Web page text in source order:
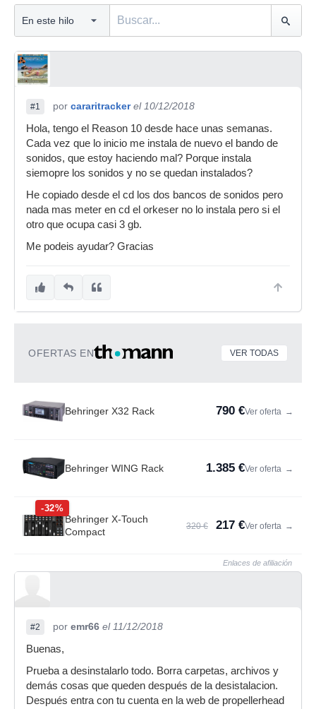
#1 por cararitracker el 10/12/2018
Hola, tengo el Reason 10 desde hace unas semanas.
Cada vez que lo inicio me instala de nuevo el bando de
sonidos, que estoy haciendo mal? Porque instala
siemopre los sonidos y no se quedan instalados?
He copiado desde el cd los dos bancos de sonidos pero
nada mas meter en cd el orkeser no lo instala pero si el
otro que ocupa casi 3 gb.
Me podeis ayudar? Gracias
OFERTAS EN VER TODAS
Behringer X32 Rack 790 €Ver oferta →
Behringer WING Rack 1.385 €Ver oferta →
-32%
Behringer X-Touch
Compact
320 € 217 €Ver oferta →
Enlaces de afiliación
#2 por emr66 el 11/12/2018
Buenas,
Prueba a desinstalarlo todo. Borra carpetas, archivos y
demás cosas que queden después de la desistalacion.
Después entra con tu cuenta en la web de propellerhead